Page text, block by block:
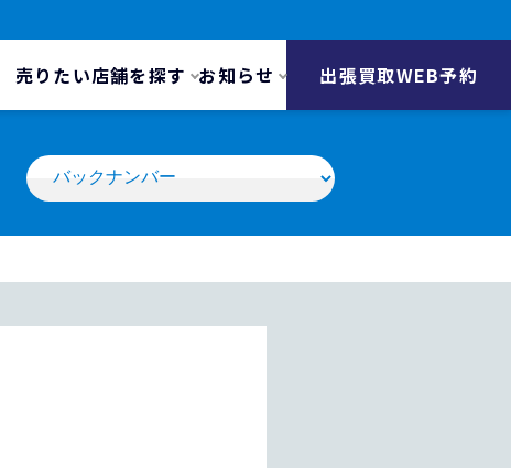
売りたい店舗を探す お知らせ 出張買取WEB予約